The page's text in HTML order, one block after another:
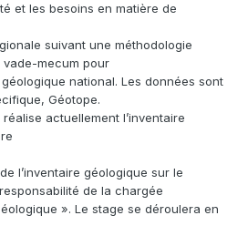
et les besoins en matière de
suivant une méthodologie
mecum pour
national. Les données sont
Géotope.
actuellement l’inventaire
l’inventaire géologique sur le
de la chargée
». Le stage se déroulera en